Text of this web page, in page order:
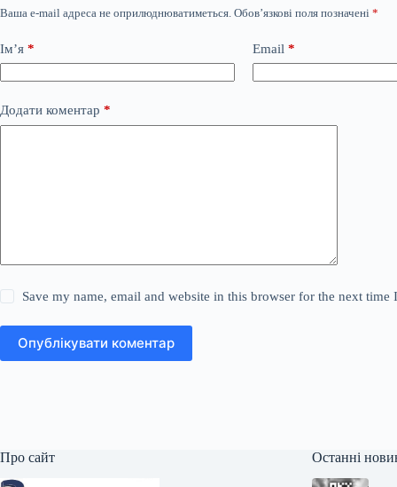
Ваша e-mail адреса не оприлюднюватиметься. Обов’язкові поля позначені *
Ім’я * Email *
Додати коментар *
Save my name, email and website in this browser for the next time
Опублікувати коментар
Про сайт Останні